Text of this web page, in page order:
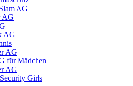
AG
AG
AG
AG
für Mädchen
AG
Girls